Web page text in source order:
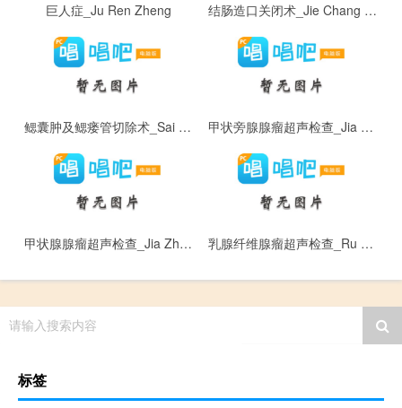
巨人症_Ju Ren Zheng 结肠造口关闭术_Jie Chang Zao Kou Guan Bi Shu
鳃囊肿及鳃瘘管切除术_Sai Nang Zhong Ji Sai Lou Guan Qie Chu Shu 甲状旁腺腺瘤超声检查_Jia Zhuang Pang Xian Xian Liu Chao Sheng Jian Cha
甲状腺腺瘤超声检查_Jia Zhuang Xian Xian Liu Chao Sheng Jian Cha 乳腺纤维腺瘤超声检查_Ru Xian Xian Wei Xian Liu Chao Sheng Jian Cha
请输入搜索内容
标签